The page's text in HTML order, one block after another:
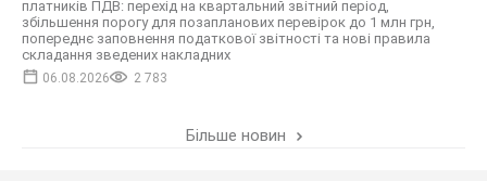
платників ПДВ: перехід на квартальний звітний період,
збільшення порогу для позапланових перевірок до 1 млн грн,
попереднє заповнення податкової звітності та нові правила
складання зведених накладних
06.08.2026 2 783
Більше новин